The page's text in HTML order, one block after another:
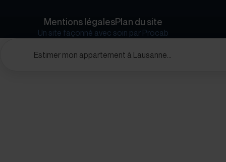
Mentions légalesPlan du site
Un site façonné avec soin par Procab